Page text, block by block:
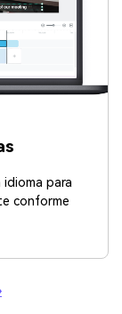
para
conforme